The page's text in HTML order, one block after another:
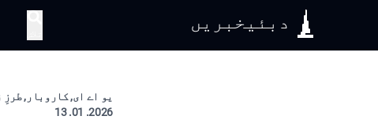
دبئیخبریں
یو اے ای, کاروبار, طرزِ
2026. 01. 13